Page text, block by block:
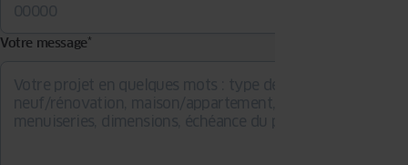
Votre message*